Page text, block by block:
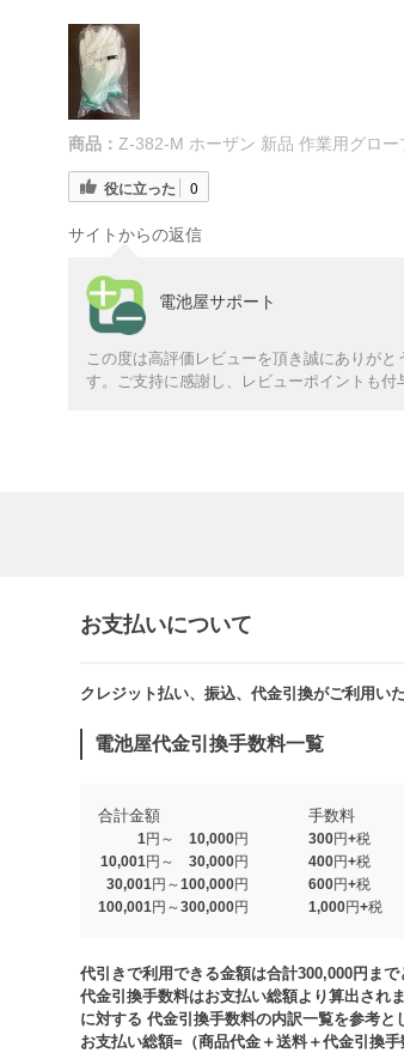
商品： Z-382-M ホーザン 新品 作業用グロ
役に立った 0
サイトからの返信
電池屋サポート
この度は高評価レビューを頂き誠にありが
す。ご支持に感謝し、レビューポイントも付
お支払いについて
クレジット払い、振込、代金引換がご利用いた
電池屋代金引換手数料一覧
合計金額 手数料
1円～ 10,000円
300円+税
10,001円～ 30,000円
400円+税
30,001円～100,000円
600円+税
100,001円～300,000円
1,000円+税​
代引きで利用できる金額は合計300,000円まで
代金引換手数料はお支払い総額より算出され
に対する 代金引換手数料の内訳一覧を参考と
お支払い総額=（商品代金＋送料＋代金引換手